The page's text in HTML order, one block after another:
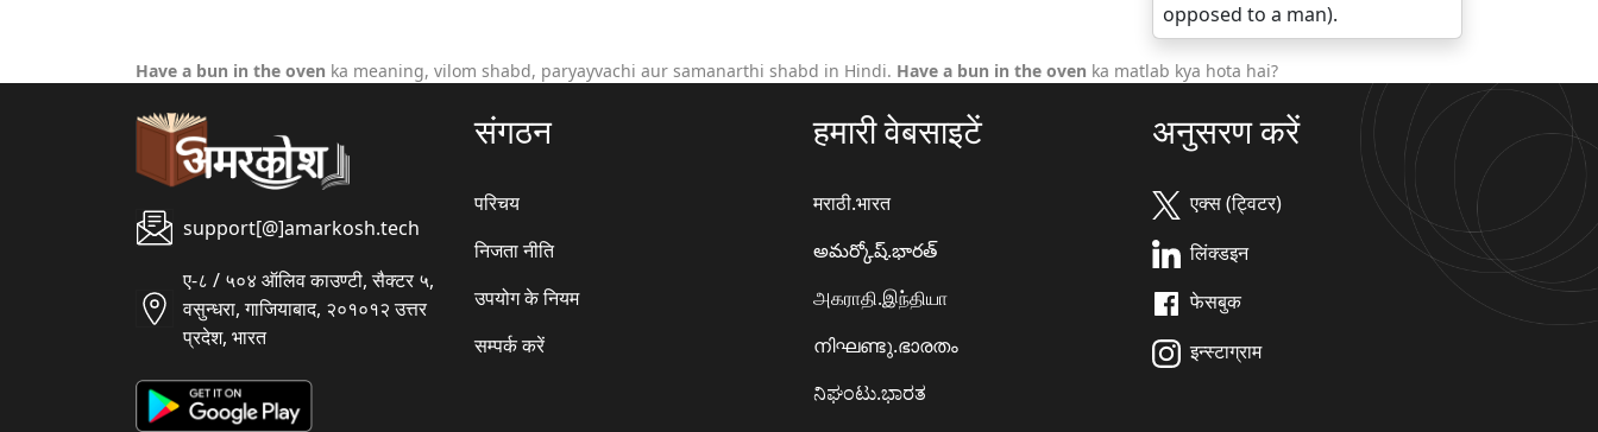
opposed to a man).
Have a bun in the oven ka meaning, vilom shabd, paryayvachi aur samanarthi shabd in Hindi. Have a bun in the oven ka matlab kya hota hai?
support[@]amarkosh.tech
ए-८ / ५०४ ऑलिव काउण्टी, सैक्टर ५,
वसुन्धरा, गाजियाबाद, २०१०१२ उत्तर
प्रदेश, भारत
संगठन
परिचय
निजता नीति
उपयोग के नियम
सम्पर्क करें
हमारी वेबसाइटें
मराठी.भारत
అమర్కోష్.భారత్
அகராதி.இந்தியா
നിഘണ്ടു.ഭാരതം
ನಿಘಂಟು.ಭಾರತ
अनुसरण करें
एक्स (ट्विटर)
लिंक्डइन
फेसबुक
इन्स्टाग्राम